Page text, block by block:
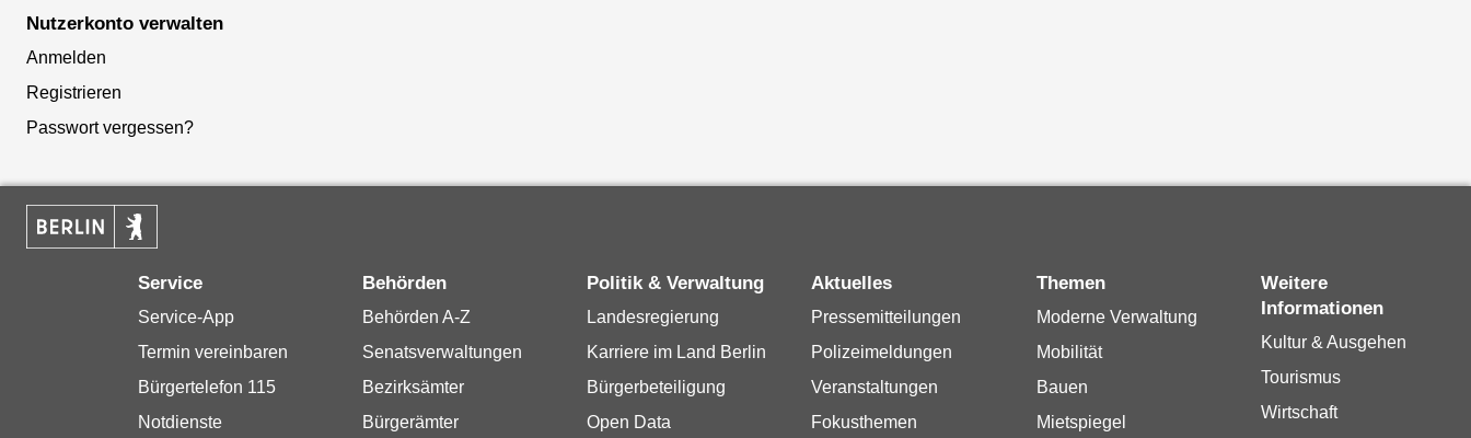
Nutzerkonto verwalten
Anmelden
Registrieren
Passwort vergessen?
Service
Service-App
Termin vereinbaren
Bürgertelefon 115
Notdienste
Behörden
Behörden A-Z
Senatsverwaltungen
Bezirksämter
Bürgerämter
Politik & Verwaltung
Landesregierung
Karriere im Land Berlin
Bürgerbeteiligung
Open Data
Aktuelles
Pressemitteilungen
Polizeimeldungen
Veranstaltungen
Fokusthemen
Themen
Moderne Verwaltung
Mobilität
Bauen
Mietspiegel
Weitere
Informationen
Kultur & Ausgehen
Tourismus
Wirtschaft